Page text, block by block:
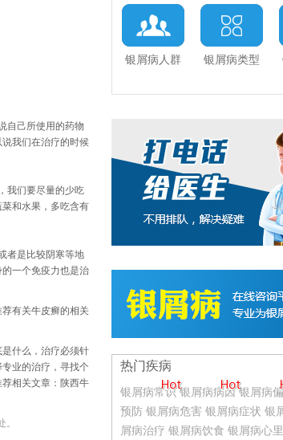
自己所使用的药物
我们在治疗的时候
我们要尽量的少吃
和水果，多吃含有
者是比较阴寒等地
一个免疫力也是治
有关牛皮癣的相关
什么，治疗必须针
业的治疗，寻找个
相关文章： 陕西牛
银屑病人群 银屑病类型
热门疾病
银屑病常识 银屑病病因 银屑病
预防 银屑病危害 银屑病症状 银
屑病治疗 银屑病饮食 银屑病心里